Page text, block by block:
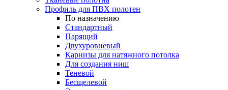
Профиль для ПВХ полотен
По назначению
Стандартный
Парящий
Двухуровневый
Карнизы для натяжного потолка
Для создания ниш
Теневой
Бесщелевой